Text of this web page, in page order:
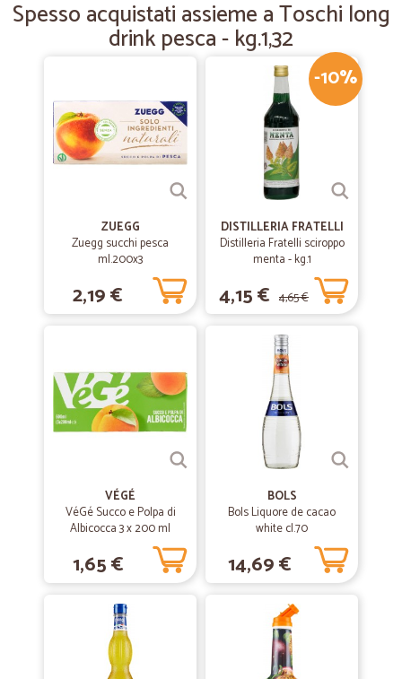
Fornitura rapida ed economica... Cercavo un tipo di detersivo liquido
per lavatrice che non trovo più altrove... In due giorni ce l'ho a casa
—Giulia D.
Ottimo servizio!
Ottimo servizio!
Spesso acquistati assieme a Toschi long
drink pesca - kg.1,32
ZUEGG
Zuegg succhi pesca
ml.200x3
2,19 €
-10%
DISTILLERIA FRATELLI
Distilleria Fratelli sciroppo
menta - kg.1
4,15 € 4,65 €
VÉGÉ
VéGé Succo e Polpa di
Albicocca 3 x 200 ml
1,65 €
BOLS
Bols Liquore de cacao
white cl.70
14,69 €